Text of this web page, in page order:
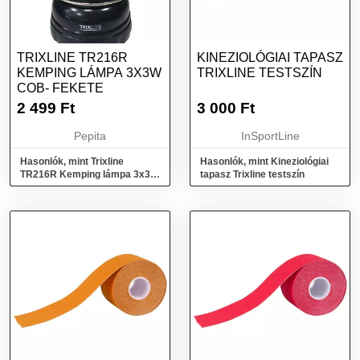
TRIXLINE TR216R
KEMPING LÁMPA 3X3W
COB- FEKETE
2 499 Ft
Pepita
Hasonlók, mint Trixline
TR216R Kemping lámpa 3x3W
COB- fekete
KINEZIOLÓGIAI TAPASZ
TRIXLINE TESTSZÍN
3 000 Ft
InSportLine
Hasonlók, mint Kineziológiai
tapasz Trixline testszín